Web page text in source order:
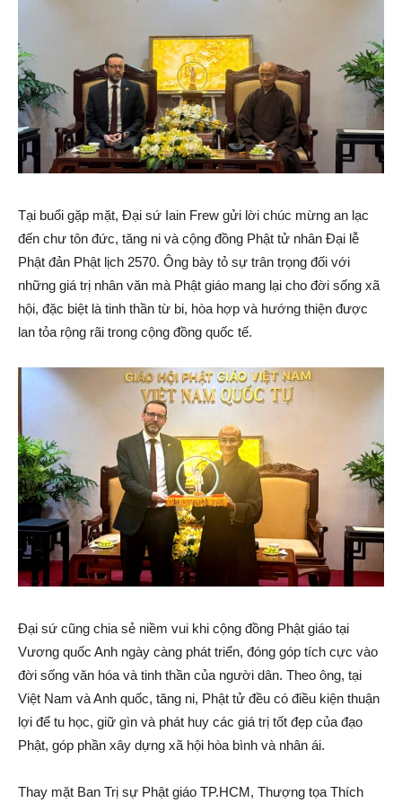
Tại buổi gặp mặt, Đại sứ Iain Frew gửi lời chúc mừng an lạc
đến chư tôn đức, tăng ni và cộng đồng Phật tử nhân Đại lễ
Phật đản Phật lịch 2570. Ông bày tỏ sự trân trọng đối với
những giá trị nhân văn mà Phật giáo mang lại cho đời sống xã
hội, đặc biệt là tinh thần từ bi, hòa hợp và hướng thiện được
lan tỏa rộng rãi trong cộng đồng quốc tế.
Đại sứ cũng chia sẻ niềm vui khi cộng đồng Phật giáo tại
Vương quốc Anh ngày càng phát triển, đóng góp tích cực vào
đời sống văn hóa và tinh thần của người dân. Theo ông, tại
Việt Nam và Anh quốc, tăng ni, Phật tử đều có điều kiện thuận
lợi để tu học, giữ gìn và phát huy các giá trị tốt đẹp của đạo
Phật, góp phần xây dựng xã hội hòa bình và nhân ái.
Thay mặt Ban Trị sự Phật giáo TP.HCM, Thượng tọa Thích